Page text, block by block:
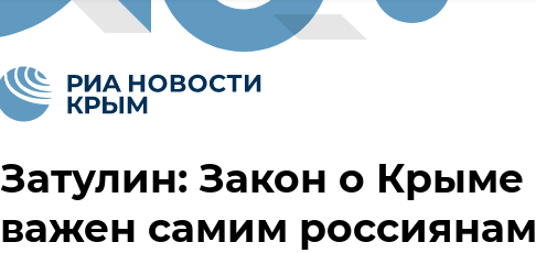
Затулин: Закон о Крыме
важен самим россиянам